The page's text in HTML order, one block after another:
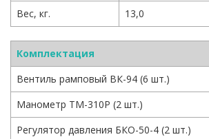
Вес, кг. 13,0
Комплектация
Вентиль рамповый ВК-94 (6 шт.)
Манометр ТМ-310Р (2 шт.)
Регулятор давления БКО-50-4 (2 шт.)